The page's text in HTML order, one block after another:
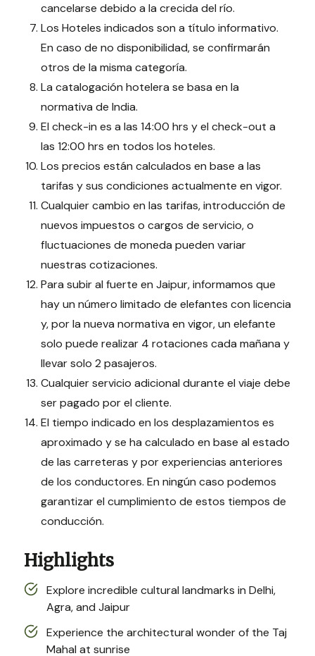
cancelarse debido a la crecida del río.
Los Hoteles indicados son a título informativo.
En caso de no disponibilidad, se confirmarán
otros de la misma categoría.
La catalogación hotelera se basa en la
normativa de India.
El check-in es a las 14:00 hrs y el check-out a
las 12:00 hrs en todos los hoteles.
Los precios están calculados en base a las
tarifas y sus condiciones actualmente en vigor.
Cualquier cambio en las tarifas, introducción de
nuevos impuestos o cargos de servicio, o
fluctuaciones de moneda pueden variar
nuestras cotizaciones.
Para subir al fuerte en Jaipur, informamos que
hay un número limitado de elefantes con licencia
y, por la nueva normativa en vigor, un elefante
solo puede realizar 4 rotaciones cada mañana y
llevar solo 2 pasajeros.
Cualquier servicio adicional durante el viaje debe
ser pagado por el cliente.
El tiempo indicado en los desplazamientos es
aproximado y se ha calculado en base al estado
de las carreteras y por experiencias anteriores
de los conductores. En ningún caso podemos
garantizar el cumplimiento de estos tiempos de
conducción.
Highlights
Explore incredible cultural landmarks in Delhi,
Agra, and Jaipur
Experience the architectural wonder of the Taj
Mahal at sunrise